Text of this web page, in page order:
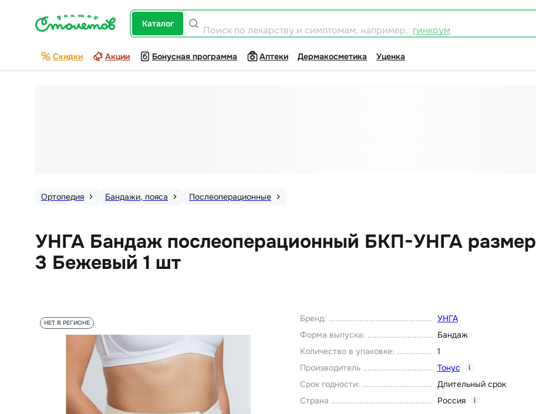
каталог
Поиск по лекарству и симптомам, например, гинкоум
Скидки Акции Бонусная программа Аптеки Дермакосметика Уценка
Ортопедия Бандажи, пояса Послеоперационные
УНГА Бандаж послеоперационный БКП-УНГА размер
3 Бежевый 1 шт
НЕТ В РЕГИОНЕ Бренд:
УНГА
Форма выпуска:
Бандаж
Количество в упаковке:
1
Производитель
Тонус i
Срок годности:
Длительный срок
Страна
Россия i